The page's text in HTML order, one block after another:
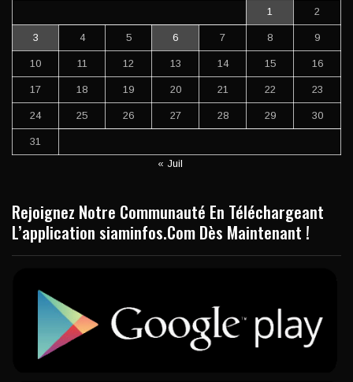
1 2
3 4 5 6 7 8 9
10 11 12 13 14 15 16
17 18 19 20 21 22 23
24 25 26 27 28 29 30
31
« Juil
Rejoignez Notre Communauté En Téléchargeant
L’application siaminfos.Com Dès Maintenant !